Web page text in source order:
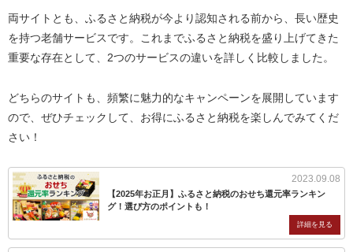
両サイトとも、ふるさと納税が今より認知される前から、長い歴史
を持つ老舗サービスです。これまでふるさと納税を盛り上げてきた
重要な存在として、2つのサービスの違いを詳しく比較しました。
どちらのサイトも、頻繁に魅力的なキャンペーンを展開しています
ので、ぜひチェックして、お得にふるさと納税を楽しんでみてくだ
さい！
【2025年お正月】ふるさと納税のおせち還元率ランキン
グ！選び方のポイントも！
2023.09.08